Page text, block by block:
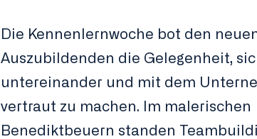
Die Kennenlernwoche bot den
Auszubildenden die Gelegenheit,
untereinander und mit dem
vertraut zu machen. Im malerischen
Benediktbeuern standen